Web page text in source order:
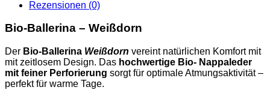
Rezensionen (0)
Bio-Ballerina – Weißdorn
Der Bio-Ballerina Weißdorn vereint natürlichen Komfort mit
mit zeitlosem Design. Das hochwertige Bio- Nappaleder
mit feiner Perforierung sorgt für optimale Atmungsaktivität –
perfekt für warme Tage.